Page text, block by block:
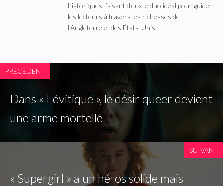
historiques, faisant d'eux le duo idéal pour guider
les lecteurs à travers les richesses de
l'Angleterre et des États-Unis.
PRÉCÉDENT
Dans « Lévitique », le désir queer devient
une arme mortelle
SUIVANT
« Supergirl » a un héros solide mais